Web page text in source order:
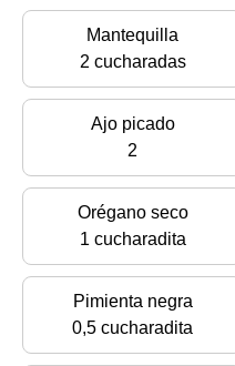
Mantequilla
2 cucharadas
Ajo picado
2
Orégano seco
1 cucharadita
Pimienta negra
0,5 cucharadita